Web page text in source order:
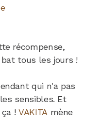
récompense,
tous les jours !
qui n'a pas
sensibles. Et
ça !VAKITA mène